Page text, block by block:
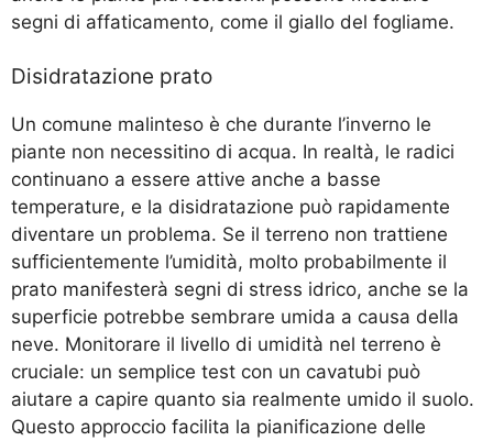
segni di affaticamento, come il giallo del fogliame.
Disidratazione prato
Un comune malinteso è che durante l’inverno le
piante non necessitino di acqua. In realtà, le radici
continuano a essere attive anche a basse
temperature, e la disidratazione può rapidamente
diventare un problema. Se il terreno non trattiene
sufficientemente l’umidità, molto probabilmente il
prato manifesterà segni di stress idrico, anche se la
superficie potrebbe sembrare umida a causa della
neve. Monitorare il livello di umidità nel terreno è
cruciale: un semplice test con un cavatubi può
aiutare a capire quanto sia realmente umido il suolo.
Questo approccio facilita la pianificazione delle